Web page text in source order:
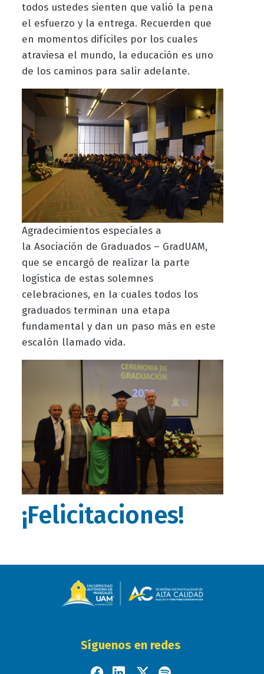
todos ustedes sienten que valió la pena
el esfuerzo y la entrega. Recuerden que
en momentos difíciles por los cuales
atraviesa el mundo, la educación es uno
de los caminos para salir adelante.
Agradecimientos especiales a
la Asociación de Graduados – GradUAM,
que se encargó de realizar la parte
logística de estas solemnes
celebraciones, en la cuales todos los
graduados terminan una etapa
fundamental y dan un paso más en este
escalón llamado vida.
¡Felicitaciones!
Síguenos en redes